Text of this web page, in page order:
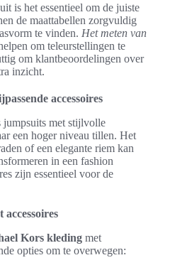
is het essentieel om de juiste
de maattabellen zorgvuldig
te vinden. Het meten van
om teleurstellingen te
om klantbeoordelingen over
inzicht.
accessoires
met stijlvolle
een hoger niveau tillen. Het
of een elegante riem kan
in een fashion
zijn essentieel voor de
accessoires
Kors kleding met
opties om te overwegen: